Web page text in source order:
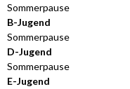
Sommerpause
B-Jugend
Sommerpause
D-Jugend
Sommerpause
E-Jugend